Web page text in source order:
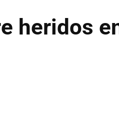
heridos